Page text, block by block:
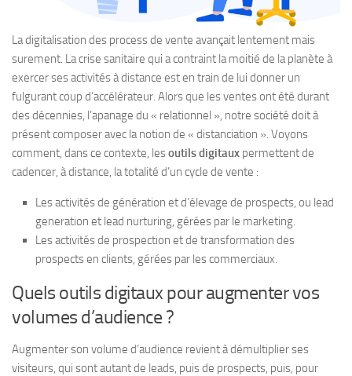
La digitalisation des process de vente avançait lentement mais
surement. La crise sanitaire qui a contraint la moitié de la planète à
exercer ses activités à distance est en train de lui donner un
fulgurant coup d’accélérateur. Alors que les ventes ont été durant
des décennies, l’apanage du « relationnel », notre société doit à
présent composer avec la notion de « distanciation ». Voyons
comment, dans ce contexte, lesoutils digitaux permettent de
cadencer, à distance, la totalité d’un cycle de vente :
Les activités de génération et d’élevage de prospects, ou lead
generation et lead nurturing, gérées par le marketing.
Les activités de prospection et de transformation des
prospects en clients, gérées par les commerciaux.
Quels outils digitaux pour augmenter vos
volumes d’audience ?
Augmenter son volume d’audience revient à démultiplier ses
visiteurs, qui sont autant de leads, puis de prospects, puis, pour